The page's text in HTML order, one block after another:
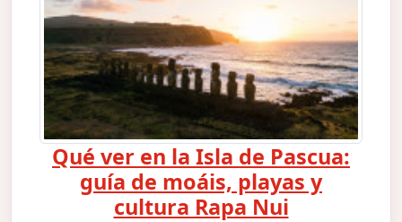
Qué ver en la Isla de Pascua:
guía de moáis, playas y
cultura Rapa Nui